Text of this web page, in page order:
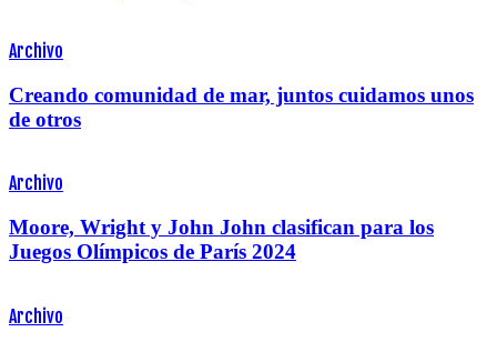
Archivo
Creando comunidad de mar, juntos cuidamos unos
de otros
Archivo
Moore, Wright y John John clasifican para los
Juegos Olímpicos de París 2024
Archivo